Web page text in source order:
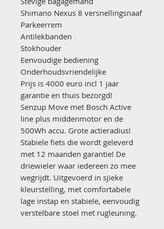
Shimano Nexus 8 versnellingsnaaf
Parkeerrem
Antilekbanden
Stokhouder
Eenvoudige bediening
Onderhoudsvriendelijke
Prijs is 4000 euro incl 1 jaar
garantie en thuis bezorgd!
Senzup Move met Bosch Active
line plus middenmotor en de
500Wh accu. Grote actieradius!
Stabiele fiets die wordt geleverd
met 12 maanden garantie! De
driewieler waar iedereen zo mee
wegrijdt. Uitgevoerd in sjieke
kleurstelling, met comfortabele
lage instap en stabiele, eenvoudig
verstelbare stoel met rugleuning.